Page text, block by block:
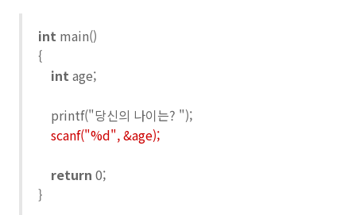
int main()
{
intage;
printf("당신의 나이는? ");
scanf("%d", &age);
return 0;
}